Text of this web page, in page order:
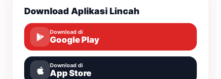
Download Aplikasi Lincah
Download di
Google Play
Download di
App Store